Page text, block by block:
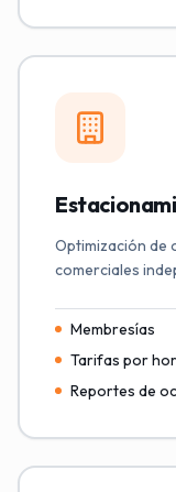
Optimización de
comerciales
Membresías
Tarifas por
Reportes de